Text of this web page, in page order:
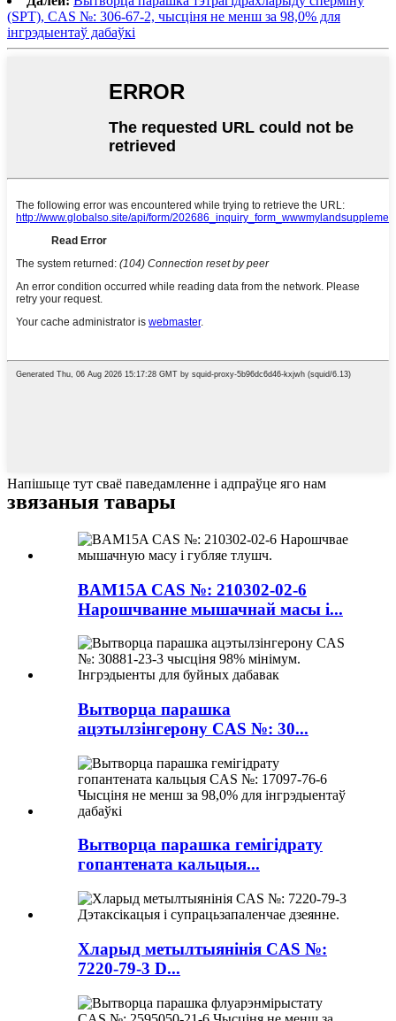
(SPT), CAS №: 306-67-2, чысціня не менш за 98,0% для
інгрэдыентаў дабаўкі
Напішыце тут сваё паведамленне і адпраўце яго нам
звязаныя тавары
BAM15A CAS №: 210302-02-6
Нарошчванне мышачнай масы і...
Вытворца парашка
ацэтылзінгерону CAS №: 30...
Вытворца парашка гемігідрату
гопантената кальцыя...
Хларыд метылтыянінія CAS №:
7220-79-3 D...